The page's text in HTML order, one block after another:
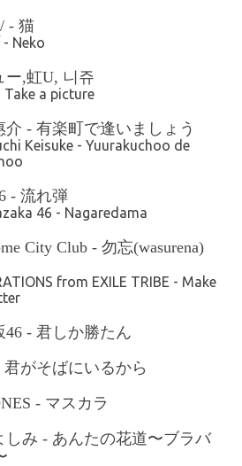
- 猫
- Neko
ー,虹U, 니쥬
Take a picture
介 - 有楽町で逢いましょう
Keisuke - Yuurakuchoo de
- 流れ弾
46 - Nagaredama
City Club - 勿忘(wasurena)
from EXILE TRIBE - Make
46 - 君しか勝たん
がそばにいるから
- マスカラ
しみ - あんたの花道〜ブラバ